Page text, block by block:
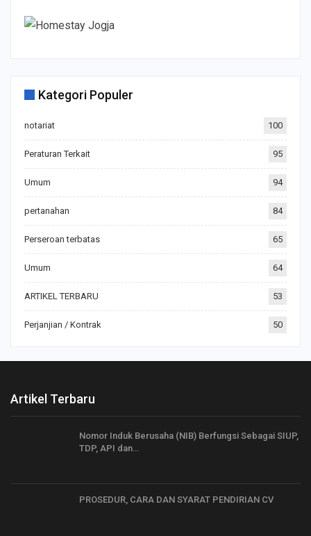
Kategori Populer
notariat 100
Peraturan Terkait 95
Umum 94
pertanahan 84
Perseroan terbatas 65
Umum 64
ARTIKEL TERBARU 53
Perjanjian / Kontrak 50
Artikel Terbaru
Nomor Induk Berusaha (NIB) Berfungsi Sebagai SIUP,
TDP, API dan…
PROSEDUR, CARA DAN SYARAT PENDIRIAN CV